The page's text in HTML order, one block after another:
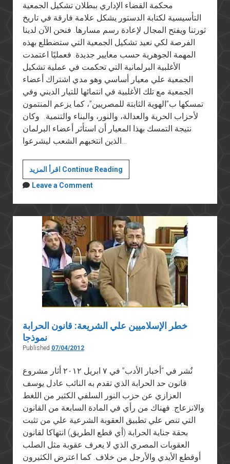
محكمة القضاء الإداري ببطلان تشكيل الجمعية
التأسيسية لكتابة الدستور يشكل علامة فارقة في تاريخ
ثورتنا ويفتح المجال لإعادة رسم مسارها. فنحن الآن لدينا
الفرصة لكي نعيد تشكيل الجمعية التي ستضطلع بهذه
المهمة الجوهرية حسب معايير جديدة. فعمليًا اعتمدت
الأغلبية البرلمانية التي تحكمت في عملية تشكيل
الجمعية علي معيار أساسي وهو مدي اشتراك أعضاء
الجمعية مع تلك الأغلبية في انتمائها للتيار الديني وفي
تمسكها ب”الهوية الثابتة للمصريين”، كما يزعم المنتمون
لأحزاب الحرية والعدالة، والنور، والبناء والتنمية. وكان
نتيجة التمسك بهذا المعيار أن استأثر أعضاء البرلمان
الذين انتخبهم الشعب ليشرعوا…
اقرأ المزيد Continue Readingأحلامنا
والدستور
Leave a Comment
خطر الإسلاميين علي الشريعة: قانون الحرابة
نموذجا
Published 07/04/2012
نٌشر في “أخبار الأدب” في ٧ ابريل ٢٠١٢ أثار مشروع
قانون حد الحرابة الذي تقدم به النائب عادل يوسف
العزازي عن حزب النور السلفي الكثير من اللغط
والانزعاج. فهناك من رأي في المادة السابعة من القانون
التي تنص علي تطبيق العقوبة الشرعية علي من تثبت
بحقة جناية الحرابة (أي قطع الطريق) انتهاكا لقانون
العقوبات المصري الذي لا يعرف عقوبة مثل الصلب
أوقطع الأيدي والأرجل من خلاف. كما اعترض الكثيرون